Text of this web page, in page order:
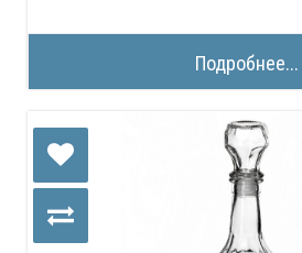
Подробнее...